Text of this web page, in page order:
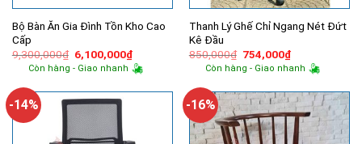
Bộ Bàn Ăn Gia Đình Tồn Kho Cao
Cấp
9,300,000₫ Giá
gốc
là:
6,100,000₫Giá
hiện
tại
6,100,000₫.
Còn hàng - Giao nhanh
Thanh Lý Ghế Chỉ Ngang Nét Đứt
Kê Đầu
850,000₫ Giá
gốc
là:
754,000₫Giá
hiện
tại
754,000₫.
Còn hàng - Giao nhanh
-14% -16%